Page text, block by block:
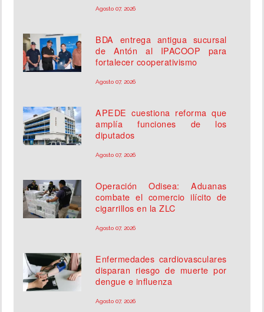
Agosto 07, 2026
BDA entrega antigua sucursal
de Antón al IPACOOP para
fortalecer cooperativismo
Agosto 07, 2026
APEDE cuestiona reforma que
amplía funciones de los
diputados
Agosto 07, 2026
Operación Odisea: Aduanas
combate el comercio ilícito de
cigarrillos en la ZLC
Agosto 07, 2026
Enfermedades cardiovasculares
disparan riesgo de muerte por
dengue e influenza
Agosto 07, 2026